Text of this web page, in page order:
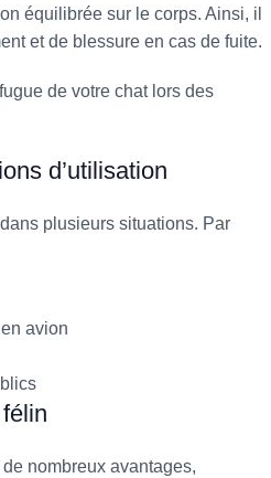
équilibrée sur le corps. Ainsi, il
et de blessure en cas de fuite.
de votre chat lors des
d’utilisation
plusieurs situations. Par
avion
nombreux avantages,